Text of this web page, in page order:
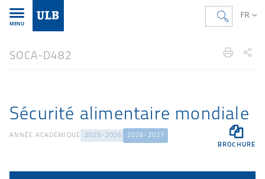
FR
MENU
SOCA-D482
Sécurité alimentaire mondiale

BROCHURE
ANNÉE ACADÉMIQUE 2025-2026 2026-2027